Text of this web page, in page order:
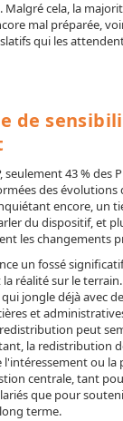
cela, la
mal préparée,
qui les
de
seulement 43 % des
des évolutions
encore, un
du dispositif, et
les changements
un fossé
réalité sur le
jongle déjà avec
et
peut
la redistribution
l'intéressement ou la
centrale, tant
que pour
terme.